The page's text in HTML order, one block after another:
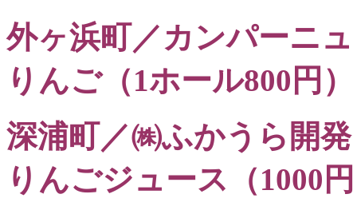
外ヶ浜町／カンパーニ
りんご（1ホール800円）
深浦町／㈱ふかうら開
りんごジュース（1000